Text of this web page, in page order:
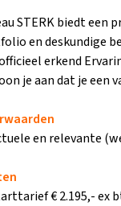
STERK biedt een
en deskundige
erkend
je aan dat je een
en relevante
€ 2.195,- ex